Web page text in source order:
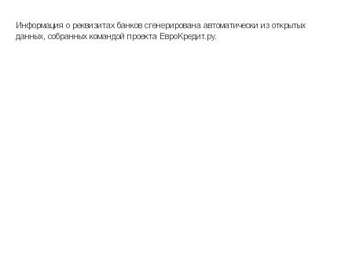
Информация о реквизитах банков сгенерирована автоматически из открытых
данных, собранных командой проекта ЕвроКредит.ру.